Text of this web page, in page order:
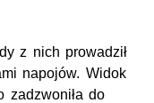
z nich prowadził
napojów. Widok
zadzwoniła do